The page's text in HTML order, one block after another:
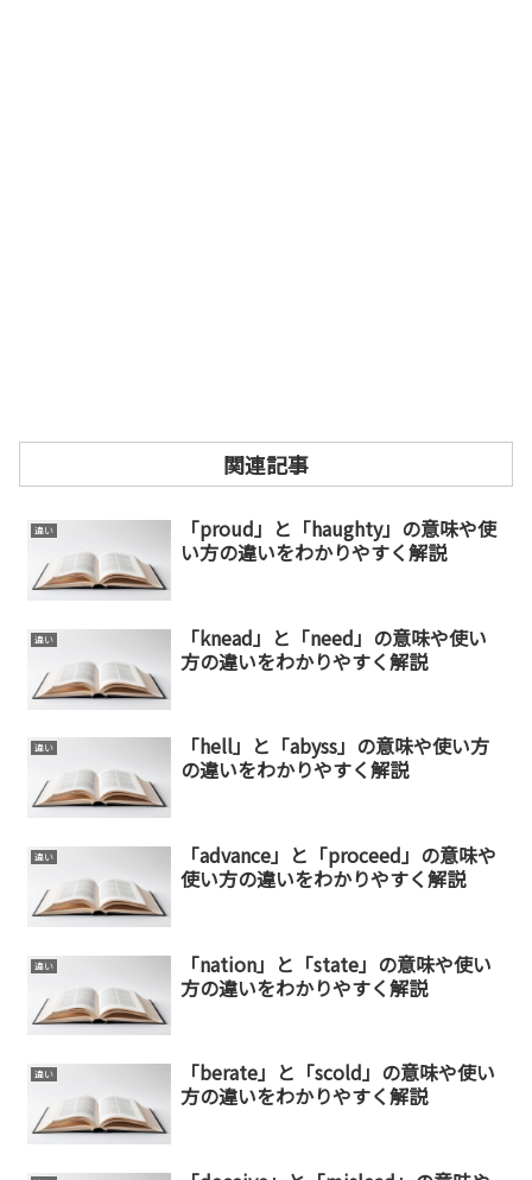
関連記事
違い
「proud」と「haughty」の意味や使
い方の違いをわかりやすく解説
違い
「knead」と「need」の意味や使い
方の違いをわかりやすく解説
違い
「hell」と「abyss」の意味や使い方
の違いをわかりやすく解説
違い
「advance」と「proceed」の意味や
使い方の違いをわかりやすく解説
違い
「nation」と「state」の意味や使い
方の違いをわかりやすく解説
違い
「berate」と「scold」の意味や使い
方の違いをわかりやすく解説